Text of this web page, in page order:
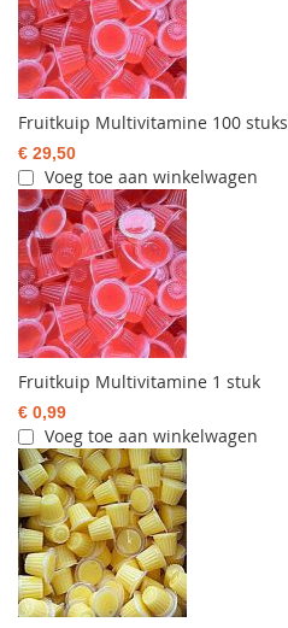
Fruitkuip Multivitamine 100 stuks
€ 29,50
Voeg toe aan winkelwagen
Fruitkuip Multivitamine 1 stuk
€ 0,99
Voeg toe aan winkelwagen